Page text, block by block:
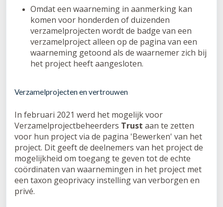
Omdat een waarneming in aanmerking kan
komen voor honderden of duizenden
verzamelprojecten wordt de badge van een
verzamelproject alleen op de pagina van een
waarneming getoond als de waarnemer zich bij
het project heeft aangesloten.
Verzamelprojecten en vertrouwen
In februari 2021 werd het mogelijk voor
Verzamelprojectbeheerders Trust aan te zetten
voor hun project via de pagina 'Bewerken' van het
project. Dit geeft de deelnemers van het project de
mogelijkheid om toegang te geven tot de echte
coördinaten van waarnemingen in het project met
een taxon geoprivacy instelling van verborgen en
privé.